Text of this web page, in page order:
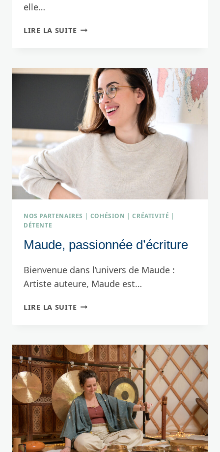
elle…
LIRE LA SUITESOPHIE,
NOS PARTENAIRES | COHÉSION |CRÉATIVITÉ |
DÉTENTE
Maude, passionnée d’écriture
Bienvenue dans l’univers de Maude :
Artiste auteure, Maude est…
LIRE LA SUITEMAUDE,